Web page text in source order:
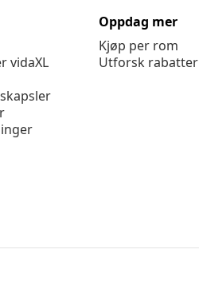
vidaXL
Oppdag mer
Kjøp per rom
Utforsk rabatter